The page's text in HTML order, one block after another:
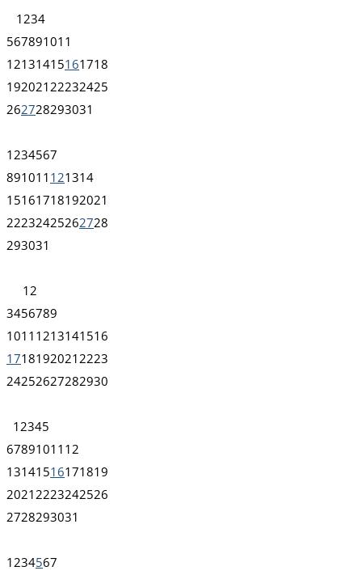
1 234
567891011
12131415161718
192021 22232425
262728293031
1 234567
891011 121314
15161718192021
22232425262728
293031
1 2
3456789
1011 1213141516
1718192021 2223
24252627282930
1 2345
67891011 12
13141516171819
2021 2223242526
2728293031
1 234567